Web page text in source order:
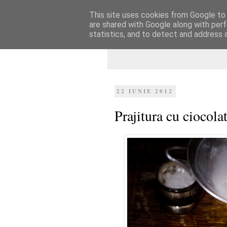
Dulcegarii
22 IUNIE 2012
Prajitura cu
This site uses cookies from Google
are shared with Google along with
statistics, and to detect and address